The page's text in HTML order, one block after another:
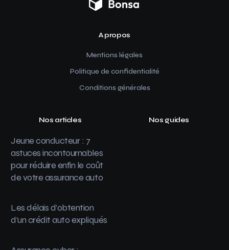
A propos
Mentions légales
Politique de confidentialité
Conditions générales
Nos articles
Jeune conducteur : 7
astuces incontournables
pour réduire enfin le coût
de votre assurance auto
Les délais d’obtention
d’un crédit auto expliqués
Nos guides